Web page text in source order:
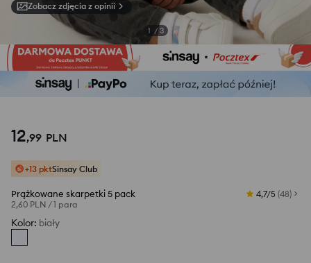
Zobacz zdjęcia z opinii
1 / 3
12,99 PLN
+13 pktSinsay Club
Prążkowane skarpetki 5 pack
2,60 PLN /1 para
4,7/5 (48)
Kolor: biały